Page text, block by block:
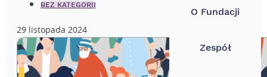
O Fundacji
Zespół
BEZ KATEGORII
29 listopada 2024